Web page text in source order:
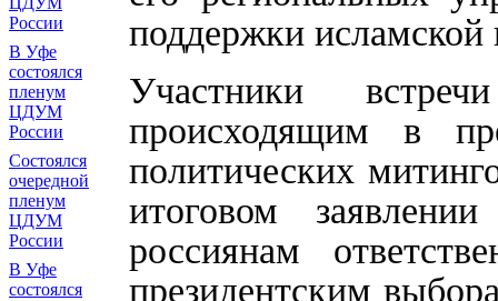
России
В Уфе
состоялся
пленум
ЦДУМ
России
Состоялся
очередной
пленум
ЦДУМ
России
В Уфе
состоялся
поддержки исламской
Участники
происходящим в
политических
итоговом
россиянам
президентским